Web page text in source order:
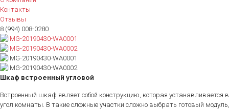
Контакты
Отзывы
8 (994) 008-0280
Шкаф встроенный угловой
Встроенный шкаф являет собой конструкцию, которая
угол комнаты. В такие сложные участки сложно выбрать готовый